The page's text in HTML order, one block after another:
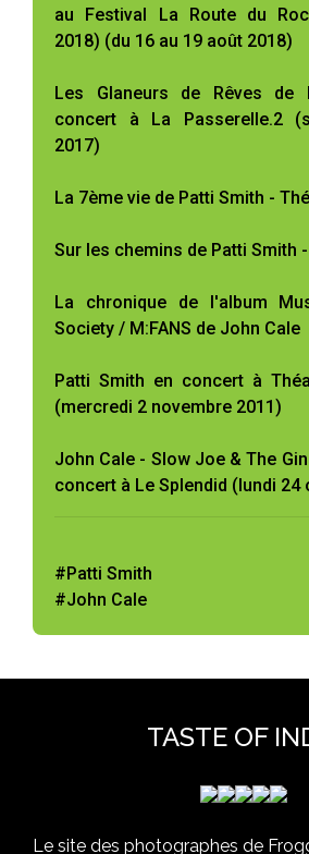
au Festival La Route du
2018) (du 16 au 19 août 2018)
Les Glaneurs de Rêves de
concert à La Passerelle.2
2017)
La 7ème vie de Patti Smith -
Sur les chemins de Patti Smith
La chronique de l'album
Society / M:FANS de John Cale
Patti Smith en concert à
(mercredi 2 novembre 2011)
John Cale - Slow Joe & The
concert à Le Splendid (lundi 24
#Patti Smith
#John Cale
TASTE OF
Le site des photographes de